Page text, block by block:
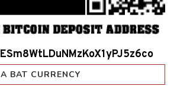
BAT CURRENCY